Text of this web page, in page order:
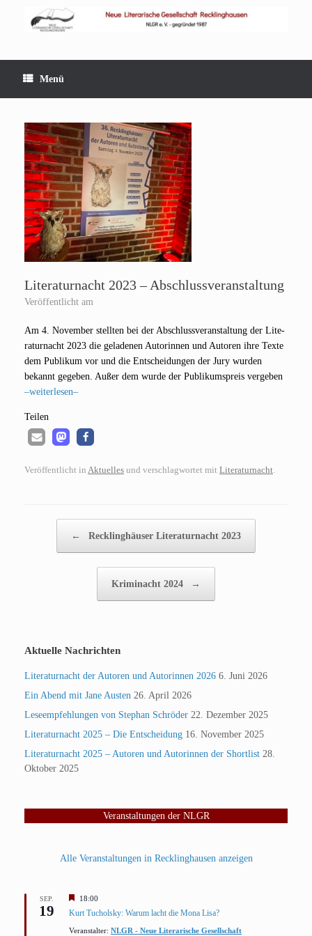
Menü
Literaturnacht 2023 – Abschlussveranstaltung
Veröffentlicht am
Am 4. Novem­ber stell­ten bei der Abschluss­ver­an­stal­tung der Lite­
ra­tur­nacht 2023 die gela­de­nen Autorin­nen und Autoren ihre Tex­te
dem Publi­kum vor und die Ent­schei­dun­gen der Jury wur­den
bekannt gege­ben. Außer dem wur­de der Publi­kums­preis ver­ge­ben
–wei­ter­le­sen–
Tei­len
Veröffentlicht in Aktuelles und verschlagwortet mit Literaturnacht
←
Recklinghäuser Literaturnacht 2023
Kriminacht 2024 →
Aktuelle Nachrichten
Literaturnacht der Autoren und Autorinnen 2026 6. Juni 2026
Ein Abend mit Jane Austen 26. April 2026
Leseempfehlungen von Stephan Schröder 22. Dezember 2025
Literaturnacht 2025 – Die Entscheidung 16. November 2025
Literaturnacht 2025 – Autoren und Autorinnen der Shortlist 28.
Oktober 2025
Veranstaltungen der NLGR
Alle Veranstaltungen in Recklinghausen anzeigen
SEP.
19
Hervorgehoben
18:00
Kurt Tucholsky: Warum lacht die Mona Lisa?
Veranstalter: NLGR - Neue Literarische Gesellschaft